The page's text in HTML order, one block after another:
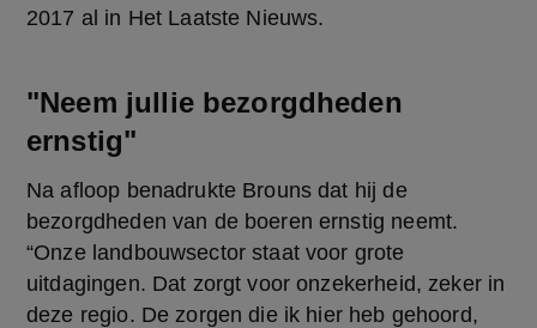
2017 al in Het Laatste Nieuws.
"Neem jullie bezorgdheden
ernstig"
Na afloop benadrukte Brouns dat hij de
bezorgdheden van de boeren ernstig neemt.
“Onze landbouwsector staat voor grote
uitdagingen. Dat zorgt voor onzekerheid, zeker in
deze regio. De zorgen die ik hier heb gehoord,